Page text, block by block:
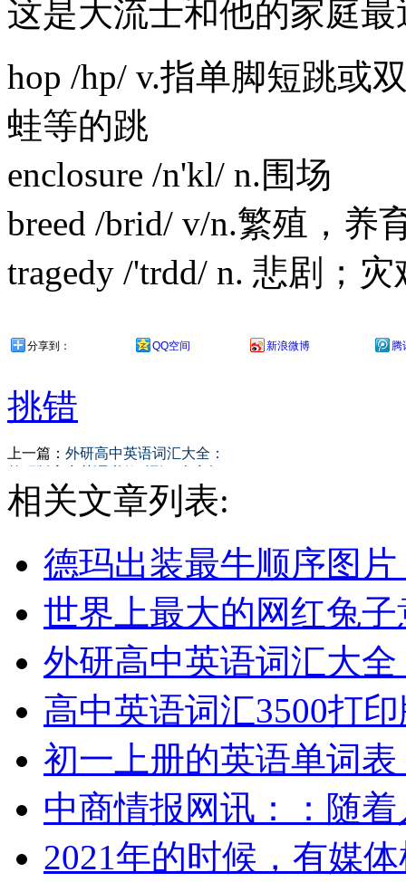
这是大流士和他的家庭
hop /hp/ v.指单脚短跳或
蛙等的跳
enclosure /n'kl/ n.围场
breed /brid/ v/n.繁殖，养
tragedy /'trdd/ n. 悲剧；
分享到： QQ空间 新浪微博 腾
挑错
上一篇： 外研高中英语词汇大全：
可打印）
相关文章列表:
德玛出装最牛顺序图
世界上最大的网红兔
外研高中英语词汇大
高中英语词汇3500打
初一上册的英语单词
中商情报网讯：：随
2021年的时候，有媒